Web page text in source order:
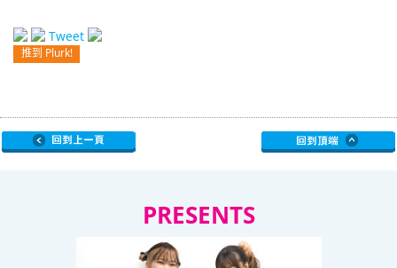
Tweet
推到 Plurk!
PRESENTS